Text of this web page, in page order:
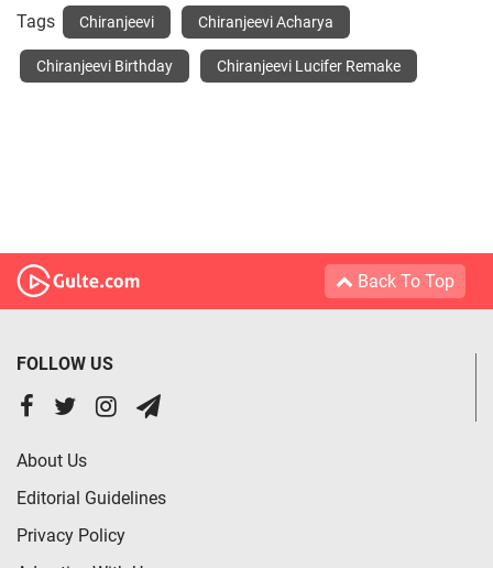
Tags Chiranjeevi Chiranjeevi Acharya
Chiranjeevi Birthday Chiranjeevi Lucifer Remake
Back To Top
FOLLOW US
About Us
Editorial Guidelines
Privacy Policy